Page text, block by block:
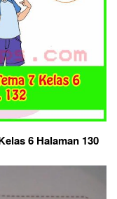
6 Halaman 130